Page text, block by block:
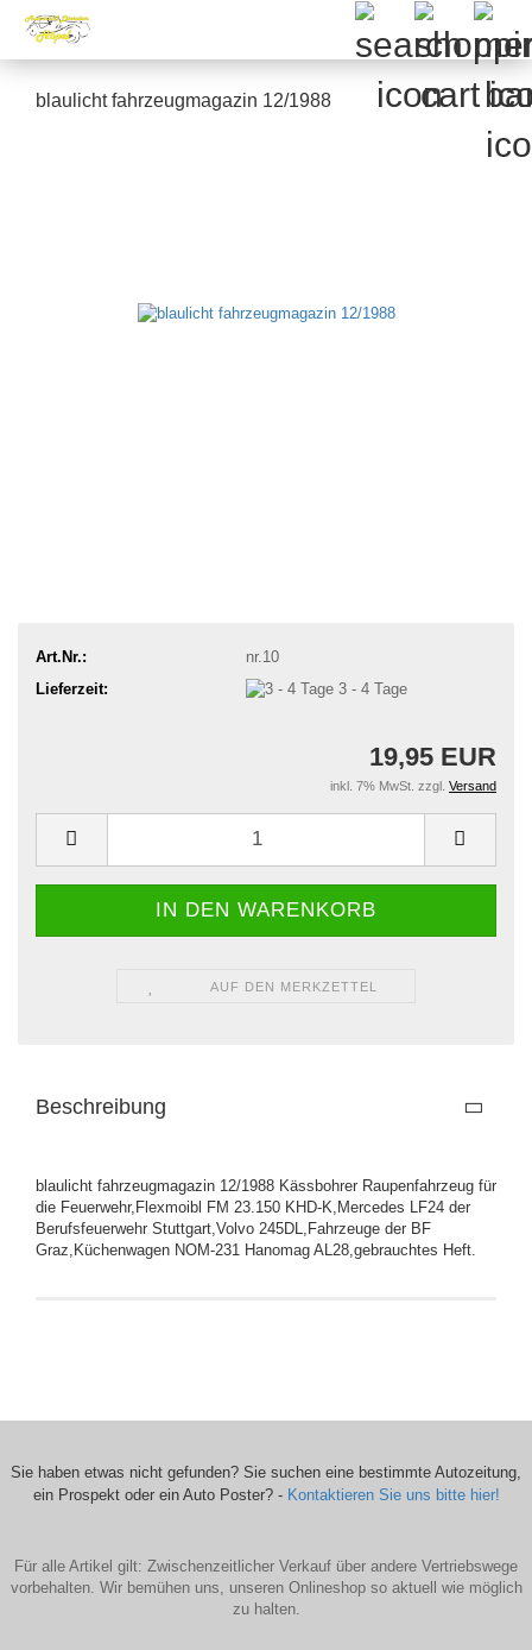
blaulicht fahrzeugmagazin 12/1988
Art.Nr.:
nr.10
Lieferzeit:
3 - 4 Tage
19,95 EUR
inkl. 7% MwSt. zzgl. Versand
AUF DEN MERKZETTEL
Beschreibung
blaulicht fahrzeugmagazin 12/1988 Kässbohrer Raupenfahrzeug für
die Feuerwehr,Flexmoibl FM 23.150 KHD-K,Mercedes LF24 der
Berufsfeuerwehr Stuttgart,Volvo 245DL,Fahrzeuge der BF
Graz,Küchenwagen NOM-231 Hanomag AL28,gebrauchtes Heft.
Sie haben etwas nicht gefunden? Sie suchen eine bestimmte Autozeitung,
ein Prospekt oder ein Auto Poster? - Kontaktieren Sie uns bitte hier!
Für alle Artikel gilt: Zwischenzeitlicher Verkauf über andere Vertriebswege
vorbehalten. Wir bemühen uns, unseren Onlineshop so aktuell wie möglich
zu halten.